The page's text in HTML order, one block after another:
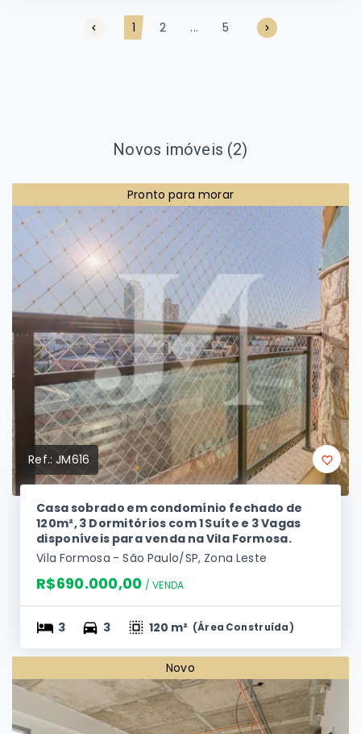
Novos imóveis (2)
Pronto para morar
Ref.:JM616
Casa sobrado em condomínio fechado de
120m², 3 Dormitórios com 1 Suíte e 3 Vagas
disponíveis para venda na Vila Formosa.
R$690.000,00 / VENDA
120 m² (
Novo